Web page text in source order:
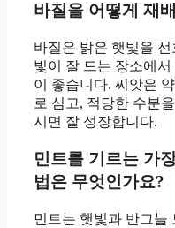
바질을 어떻게 재
바질은 밝은 햇빛을 선
빛이 잘 드는 장소에서
이 좋습니다. 씨앗은 약
로 심고, 적당한 수분
시면 잘 성장합니다.
민트를 기르는 가
법은 무엇인가요?
민트는 햇빛과 반그늘